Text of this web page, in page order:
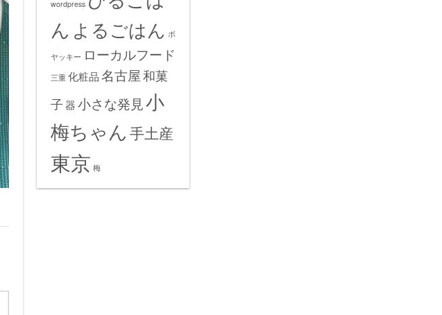
wordpress
ん よるごはん ボ
ヤッキー ローカルフード
三重 化粧品名古屋和菓
子器小さな発見小
梅ちゃん 手土産
東京 梅